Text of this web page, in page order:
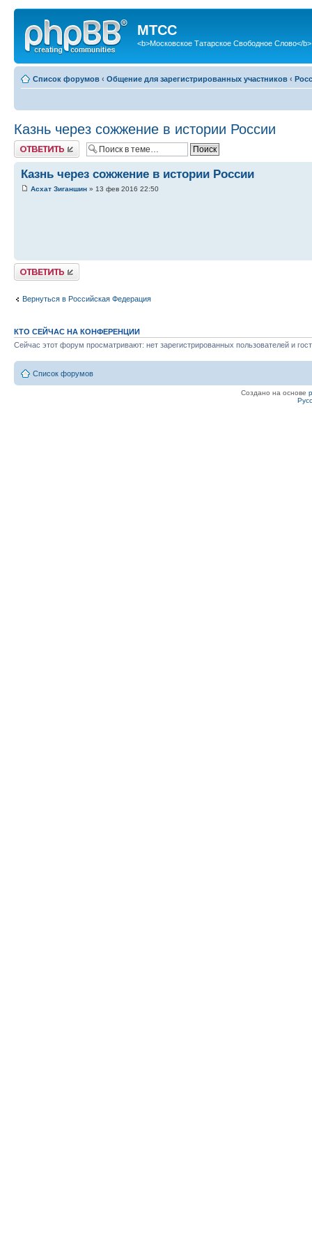
МТСС
<b>Московское Татарское Свободное Слово</b>
Список форумов ‹ Общение для зарегистрированных участников ‹
Казнь через сожжение в истории России
Ответить
Казнь через сожжение в истории России
Асхат Зиганшин » 13 фев 2016 22:50
Ответить
Вернуться в Российская Федерация
КТО СЕЙЧАС НА КОНФЕРЕНЦИИ
Сейчас этот форум просматривают: нет зарегистрированных пользователей и
Список форумов
Создано на основе